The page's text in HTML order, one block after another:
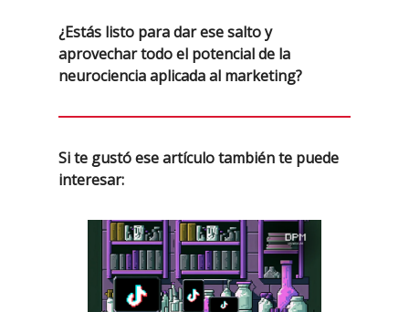
¿Estás listo para dar ese salto y
aprovechar todo el potencial de la
neurociencia aplicada al marketing?
Si te gustó ese artículo también te puede
interesar: